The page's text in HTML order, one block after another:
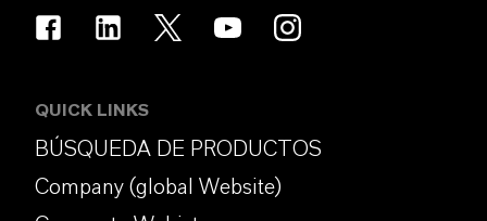
QUICK LINKS
BÚSQUEDA DE PRODUCTOS
Company (global Website)